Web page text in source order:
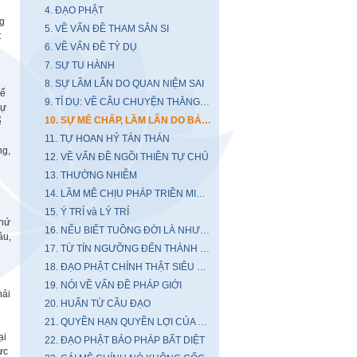
4. ĐẠO PHẬT
5. VỀ VẤN ĐỀ THAM SÂN SI
6. VỀ VẤN ĐỀ TỶ DỤ
7. SỰ TU HÀNH
8. SỰ LẦM LẪN DO QUAN NIỆM SAI
9. TỈ DỤ: VỀ CÂU CHUYỆN THẰNG CHĂN TRÂU
10. SỰ MÊ CHẤP, LẦM LẪN DO BẢO THỦ CÁ TÁNH
11. TỰ HOAN HỶ TÁN THÁN
12. VỀ VẤN ĐỀ NGỒI THIỀN TỰ CHỦ
13. THƯỜNG NHIỄM
14. LẦM MÊ CHỊU PHÁP TRIỀN MIÊN...
15. Ý TRÍ và LÝ TRÍ
16. NẾU BIẾT TUỒNG ĐỜI LÀ NHƯ THẾ...
17. TỪ TÍN NGƯỠNG ĐẾN THÀNH TÂM
18. ĐẠO PHẬT CHÍNH THẬT SIÊU ĐẲNG
19. NÓI VỀ VẤN ĐỀ PHÁP GIỚI
20. HUẤN TỪ CẦU ĐẠO
21. QUYỀN HẠN QUYỀN LỢI CỦA BẬC TU
22. ĐẠO PHẬT BẢO PHÁP BẤT DIỆT